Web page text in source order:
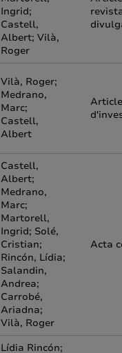
Ingrid;
Castell,
Albert; Vilà,
Roger
Vilà, Roger;
Medrano,
Marc;
Castell,
Albert
Article
Castell,
Albert;
Medrano,
Marc;
Martorell,
Ingrid; Solé,
Cristian;
Rincón, Lídia;
Salandin,
Andrea;
Carrobé,
Ariadna;
Vilà, Roger
Acta
Lídia Rincón;